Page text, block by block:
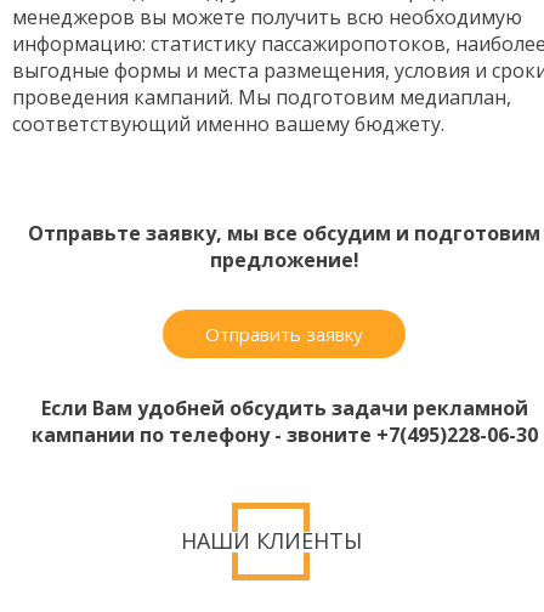
менеджеров вы можете получить всю необходимую
информацию: статистику пассажиропотоков,
выгодные формы и места размещения, условия и
проведения кампаний. Мы подготовим медиаплан,
соответствующий именно вашему бюджету.
Отправьте заявку, мы все обсудим и подготовим
предложение!
Отправить заявку
Если Вам удобней обсудить задачи рекламной
кампании по телефону - звоните +7(495)228-06-30
НАШИ КЛИЕНТЫ